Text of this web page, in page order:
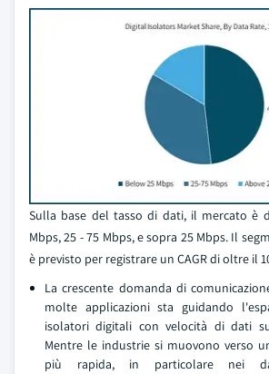
Sulla base del tasso di dati, il mercato è
Mbps, 25 - 75 Mbps, e sopra 25 Mbps. Il
è previsto per registrare un CAGR di oltre il
La crescente domanda di
molte applicazioni sta guidando
isolatori digitali con velocità di dati
Mentre le industrie si muovono verso
più rapida, in particolare nei